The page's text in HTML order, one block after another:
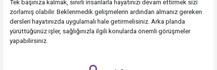
Tek başınıza kalmak, sınırlı insanlarla hayatınızı devam ettirmek sizi
zorlamış olabilir. Beklenmedik gelişmelerin ardından almanız gereken
dersleri hayatınızda uygulamalı hale getirmelisiniz. Arka planda
yürüttüğünüz işler, sağlığınızla ilgili konularda önemli görüşmeler
yapabilirsiniz.